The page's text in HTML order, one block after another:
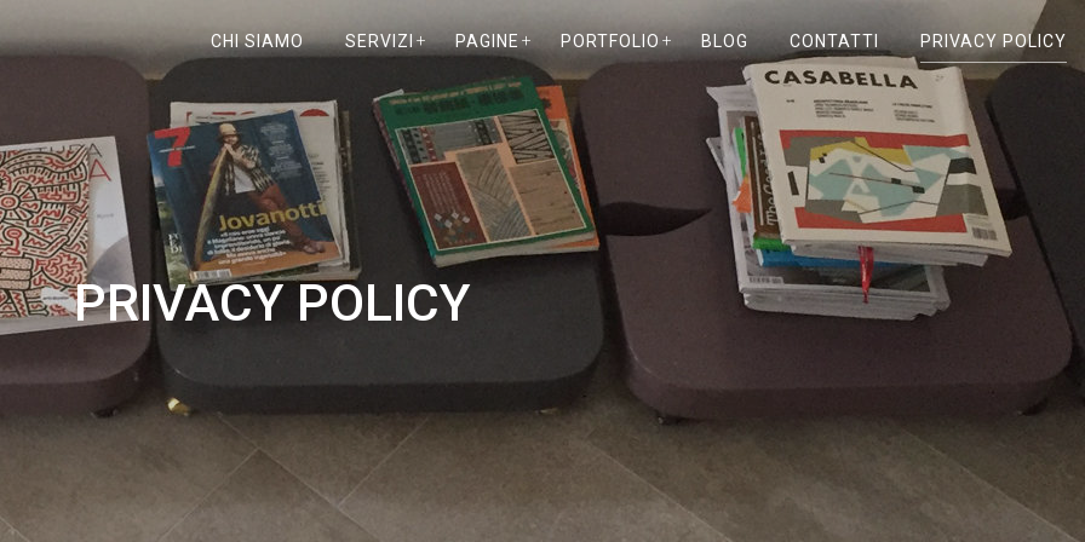
CHI SIAMO SERVIZI PAGINE PORTFOLIO BLOG CONTATTI PRIVACY POLICY
PRIVACY POLICY